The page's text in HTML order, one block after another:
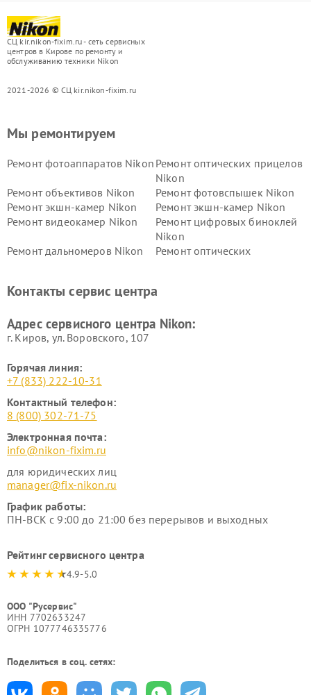
СЦ kir.nikon-fixim.ru - сеть сервисных
центров в Кирове по ремонту и
обслуживанию техники Nikon
2021-2026 © СЦ kir.nikon-fixim.ru
Мы ремонтируем
Ремонт фотоаппаратов Nikon Ремонт оптических прицелов
Nikon
Ремонт объективов Nikon
Ремонт фотовспышек Nikon
Ремонт экшн-камер Nikon
Ремонт экшн-камер Nikon
Ремонт видеокамер Nikon
Ремонт цифровых биноклей
Nikon
Ремонт дальномеров Nikon
Ремонт оптических
Контакты сервис центра
Адрес сервисного центра Nikon:
г. Киров, ул. Воровского, 107
Горячая линия:
+7 (833) 222-10-31
Контактный телефон:
8 (800) 302-71-75
Электронная почта:
info@nikon-fixim.ru
для юридических лиц
manager@fix-nikon.ru
График работы:
ПН-ВСК с 9:00 до 21:00 без перерывов и выходных
Рейтинг сервисного центра
4.9-5.0
ООО "Русервис"
ИНН 7702633247
ОГРН 1077746335776
Поделиться в соц. сетях: